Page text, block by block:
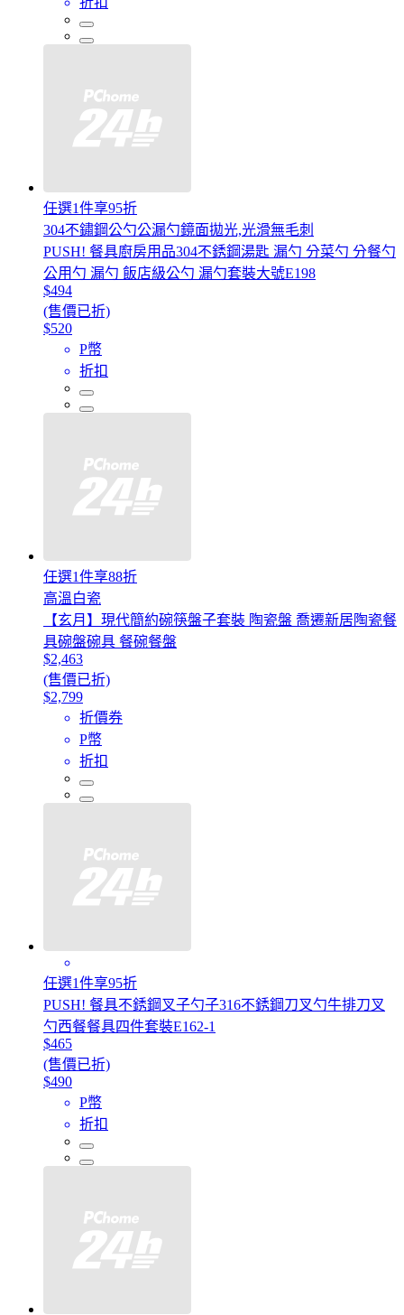
任選1件享95折
304不鏽鋼公勺公漏勺鏡面拋光,光滑無毛刺
PUSH! 餐具廚房用品304不銹鋼湯匙 漏勺 分菜勺 分餐勺
公用勺 漏勺 飯店級公勺 漏勺套裝大號E198
$494
(售價已折)
$520
P幣
折扣
任選1件享88折
高溫白瓷
【玄月】現代簡約碗筷盤子套裝 陶瓷盤 喬遷新居陶瓷餐
具碗盤碗具 餐碗餐盤
$2,463
(售價已折)
$2,799
折價券
P幣
折扣
任選1件享95折
PUSH! 餐具不銹鋼叉子勺子316不銹鋼刀叉勺牛排刀叉
勺西餐餐具四件套裝E162-1
$465
(售價已折)
$490
P幣
折扣